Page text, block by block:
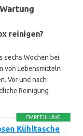
reinigen?
sechs Wochen bei
von Lebensmitteln
Vor und nach
Reinigung
EMPFEHLUNG
Kühltasche